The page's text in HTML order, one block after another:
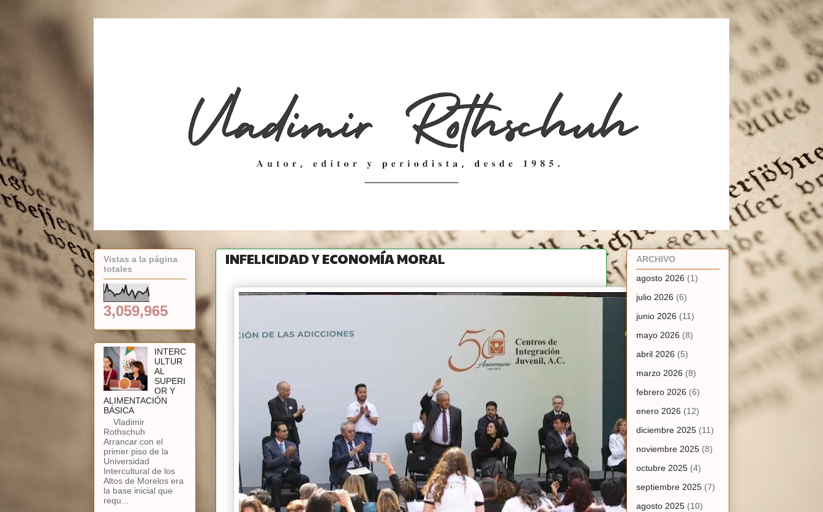
INFELICIDAD Y ECONOMÍA MORAL
Vistas a la página
totales
3,059,965
INTERC
ULTUR
AL
SUPERI
OR Y
ALIMENTACIÓN
BÁSICA
Vladimir
Rothschuh
Arrancar con el
primer piso de la
Universidad
Intercultural de los
Altos de Morelos era
la base inicial que
requ...
ARCHIVO
agosto 2026 (1)
julio 2026 (6)
junio 2026 (11)
mayo 2026 (8)
abril 2026 (5)
marzo 2026 (8)
febrero 2026 (6)
enero 2026 (12)
diciembre 2025 (11)
noviembre 2025 (8)
octubre 2025 (4)
septiembre 2025 (7)
agosto 2025 (10)